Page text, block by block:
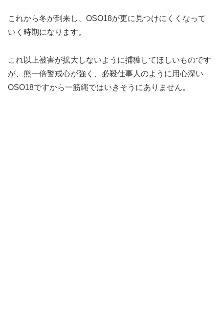
これから冬が到来し、OSO18が更に見つけにくくなって
いく時期になります。
これ以上被害が拡大しないように捕獲してほしいものです
が、熊一倍警戒心が強く、必殺仕事人のように用心深い
OSO18ですから一筋縄ではいきそうにありません。